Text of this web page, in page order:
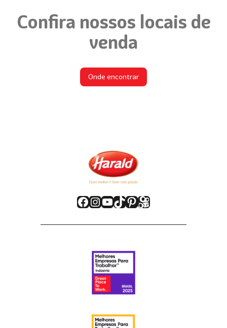
Confira nossos locais de
venda
Onde encontrar
Facebook
Instagram
Youtube
TikTok
Pinterest
Kwai